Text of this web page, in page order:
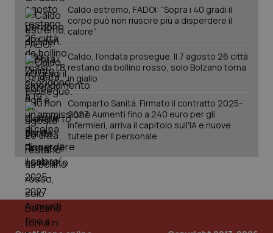
Caldo estremo, FADOI: “Sopra i 40 gradi il
corpo può non riuscire più a disperdere il
calore”
Caldo, l’ondata prosegue. Il 7 agosto 26 città
restano da bollino rosso, solo Bolzano torna
in giallo
Comparto Sanità. Firmato il contratto 2025-
2027. Aumenti fino a 240 euro per gli
infermieri, arriva il capitolo sull'IA e nuove
tutele per il personale